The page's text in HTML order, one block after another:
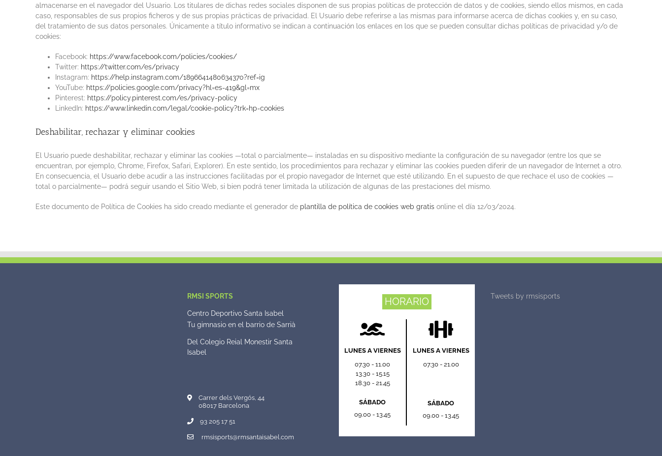
almacenarse en el navegador del Usuario. Los titulares de dichas redes sociales disponen de sus propias políticas de protección de datos y de cookies, siendo ellos mismos, en cada
caso, responsables de sus propios ficheros y de sus propias prácticas de privacidad. El Usuario debe referirse a las mismas para informarse acerca de dichas cookies y, en su caso,
del tratamiento de sus datos personales. Únicamente a título informativo se indican a continuación los enlaces en los que se pueden consultar dichas políticas de privacidad y/o de
cookies:
Facebook: https://www.facebook.com/policies/cookies/
Twitter: https://twitter.com/es/privacy
Instagram: https://help.instagram.com/1896641480634370?ref=ig
YouTube: https://policies.google.com/privacy?hl=es-419&gl=mx
Pinterest: https://policy.pinterest.com/es/privacy-policy
LinkedIn: https://www.linkedin.com/legal/cookie-policy?trk=hp-cookies
Deshabilitar, rechazar y eliminar cookies
El Usuario puede deshabilitar, rechazar y eliminar las cookies —total o parcialmente— instaladas en su dispositivo mediante la configuración de su navegador (entre los que se
encuentran, por ejemplo, Chrome, Firefox, Safari, Explorer). En este sentido, los procedimientos para rechazar y eliminar las cookies pueden diferir de un navegador de Internet a otro.
En consecuencia, el Usuario debe acudir a las instrucciones facilitadas por el propio navegador de Internet que esté utilizando. En el supuesto de que rechace el uso de cookies —
total o parcialmente— podrá seguir usando el Sitio Web, si bien podrá tener limitada la utilización de algunas de las prestaciones del mismo.
Este documento de Política de Cookies ha sido creado mediante el generador de plantilla de política de cookies web gratisonline el día 12/03/2024.
RMSI SPORTS
Centro Deportivo Santa Isabel
Tu gimnasio en el barrio de Sarrià
Del Colegio Reial Monestir Santa
Isabel
Carrer dels Vergós, 44
08017 Barcelona
93 205 17 51
rmsisports@rmsantaisabel.com
HORARIO
LUNES A VIERNES
07.30 - 11.00
13.30 - 15.15
18.30 - 21.45
SÁBADO
09.00 - 13.45
LUNES A VIERNES
07.30 - 21.00
SÁBADO
09.00 - 13.45
Tweets by rmsisports